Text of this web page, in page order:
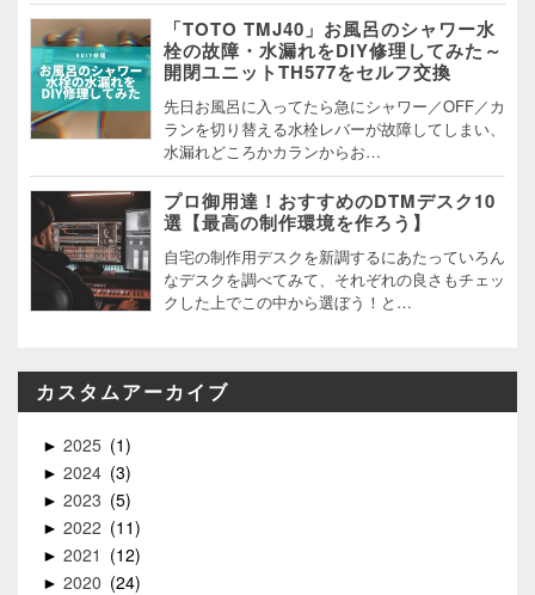
「TOTO TMJ40」お風呂のシャワー水
栓の故障・水漏れをDIY修理してみた～
開閉ユニットTH577をセルフ交換
先日お風呂に入ってたら急にシャワー／OFF／カ
ランを切り替える水栓レバーが故障してしまい、
水漏れどころかカランからお…
プロ御用達！おすすめのDTMデスク10
選【最高の制作環境を作ろう】
自宅の制作用デスクを新調するにあたっていろん
なデスクを調べてみて、それぞれの良さもチェッ
クした上でこの中から選ぼう！と…
カスタムアーカイブ
► 2025 1
► 2024 3
► 2023 5
► 2022 11
► 2021 12
► 2020 24